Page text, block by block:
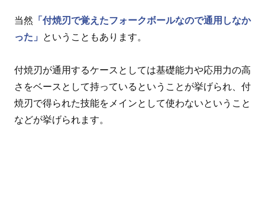
当然 「付焼刃で覚えたフォークボールなので通用しなか
った」
ということもあります。
付焼刃が通用するケースとしては基礎能力や応用力の高
さをベースとして持っているということが挙げられ、付
焼刃で得られた技能をメインとして使わないということ
などが挙げられます。